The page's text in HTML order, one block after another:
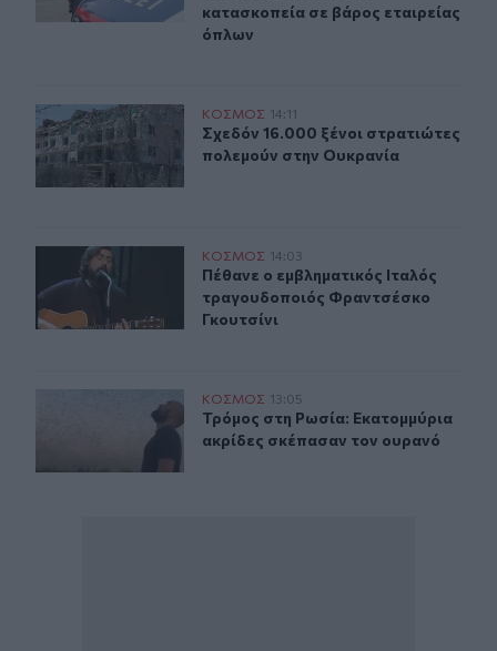
κατασκοπεία σε βάρος εταιρείας
όπλων
Σχεδόν 16.000 ξένοι στρατιώτες πολεμούν στην
ΚΟΣΜΟΣ 14:11
Σχεδόν 16.000 ξένοι στρατιώτες
Σχεδόν 16.000 ξένοι στρατιώτες
πολεμούν στην Ουκρανία
Πέθανε ο εμβληματικός Ιταλός τραγουδοποιός
ΚΟΣΜΟΣ 14:03
Πέθανε ο εμβληματικός Ιταλός
Πέθανε ο εμβληματικός Ιταλός
τραγουδοποιός Φραντσέσκο
Γκουτσίνι
Τρόμος στη Ρωσία: Εκατομμύρια ακρίδες σκέπασαν
ΚΟΣΜΟΣ 13:05
Τρόμος στη Ρωσία: Εκατομμύρια
Τρόμος στη Ρωσία: Εκατομμύρια
ακρίδες σκέπασαν τον ουρανό